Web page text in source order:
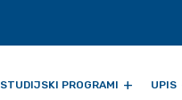
STUDIJSKI PROGRAMI UPIS